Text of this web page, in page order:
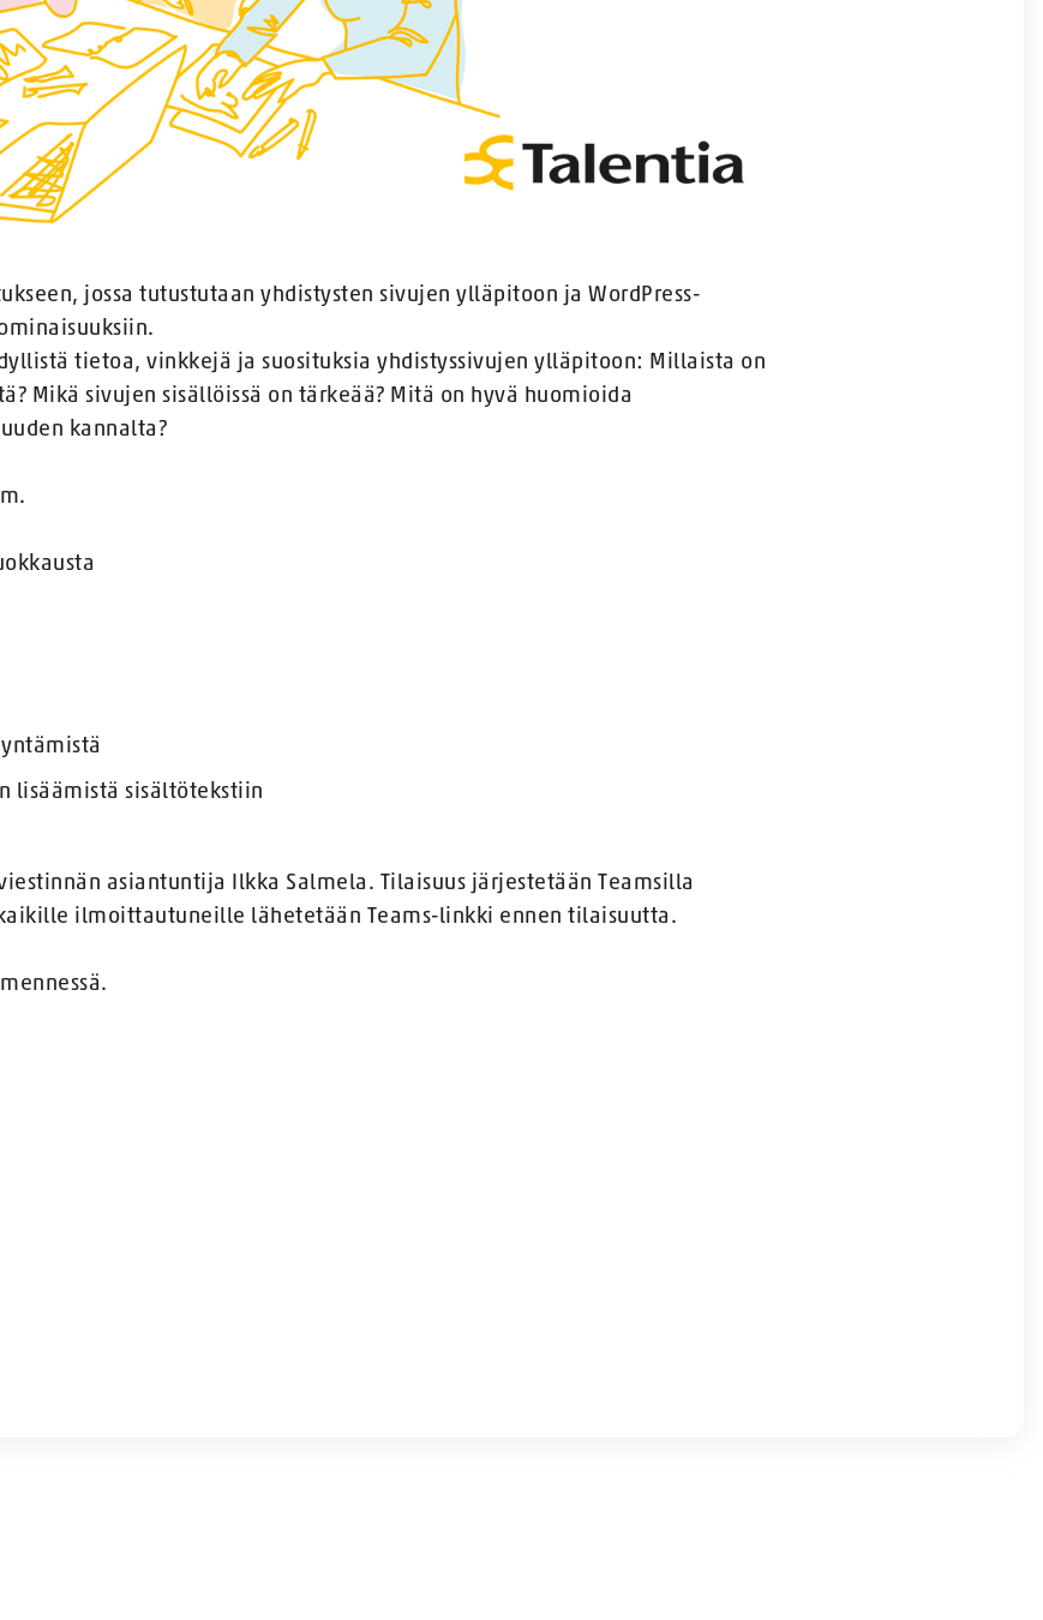
jossa tutustutaan yhdistysten sivujen ylläpitoon ja WordPress-
tietoa, vinkkejä ja suosituksia yhdistyssivujen ylläpitoon: Millaista on
Mikä sivujen sisällöissä on tärkeää? Mitä on hyvä huomioida
kannalta?
lisäämistä sisältötekstiin
asiantuntija Ilkka Salmela. Tilaisuus järjestetään Teamsilla
ilmoittautuneille lähetetään Teams-linkki ennen tilaisuutta.